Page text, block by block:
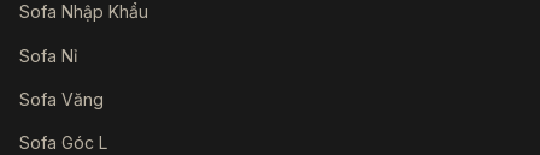
Sofa Nhập Khẩu
Sofa Nỉ
Sofa Văng
Sofa Góc L